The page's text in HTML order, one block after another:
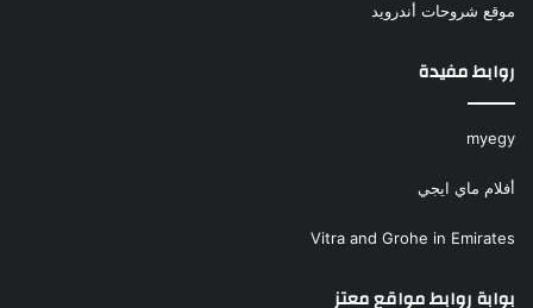
موقع شروحات أندرويد
روابط مفيدة
myegy
أفلام ماي ايجي
Vitra and Grohe in Emirates
بوابة روابط مواقع معتز